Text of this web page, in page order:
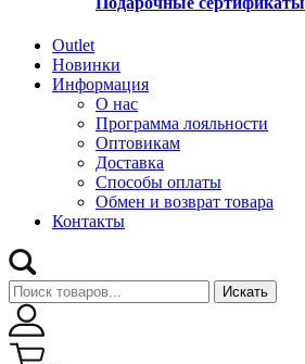
Оutlet
Новинки
Информация
О нас
Программа лояльности
Оптовикам
Доставка
Способы оплаты
Обмен и возврат товара
Контакты
Искать